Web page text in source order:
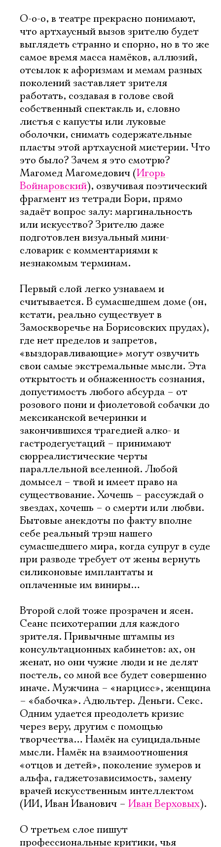
О-о-о, в театре прекрасно понимают,
что артхаусный вызов зрителю будет
выглядеть странно и спорно, но в то же
самое время масса намёков, аллюзий,
отсылок к афоризмам и мемам разных
поколений заставляет зрителя
работать, создавая в голове свой
собственный спектакль и, словно
листья с капусты или луковые
оболочки, снимать содержательные
пласты этой артхаусной мистерии. Что
это было? Зачем я это смотрю?
Магомед Магомедович (Игорь
Войнаровский), озвучивая поэтический
фрагмент из тетради Бори, прямо
задаёт вопрос залу: маргинальность
или искусство? Зрителю даже
подготовлен визуальный мини-
словарик с комментариями к
незнакомым терминам.
Первый слой легко узнаваем и
считывается. В сумасшедшем доме (он,
кстати, реально существует в
Замоскворечье на Борисовских прудах),
где нет пределов и запретов,
«выздоравливающие» могут озвучить
свои самые экстремальные мысли. Эта
открытость и обнаженность сознания,
допустимость любого абсурда – от
розового пони и фиолетовой собачки до
мексиканской вечеринки и
закончившихся трагедией алко- и
гастродегустаций – принимают
сюрреалистические черты
параллельной вселенной. Любой
домысел – твой и имеет право на
существование. Хочешь – рассуждай о
звездах, хочешь – о смерти или любви.
Бытовые анекдоты по факту вполне
себе реальный трэш нашего
сумасшедшего мира, когда супруг в суде
при разводе требует от жены вернуть
силиконовые имплантаты и
оплаченные им виниры…
Второй слой тоже прозрачен и ясен.
Сеанс психотерапии для каждого
зрителя. Привычные штампы из
консультационных кабинетов: ах, он
женат, но они чужие люди и не делят
постель, со мной все будет совершенно
иначе. Мужчина – «нарцисс», женщина
– «бабочка». Адюльтер. Деньги. Секс.
Одним удается преодолеть кризис
через веру, другим с помощью
творчества… Намёк на суицидальные
мысли. Намёк на взаимоотношения
«отцов и детей», поколение зумеров и
альфа, гаджетозависимость, замену
врачей искусственным интеллектом
(ИИ, Иван Иванович – Иван Верховых).
О третьем слое пишут
профессиональные критики, чья